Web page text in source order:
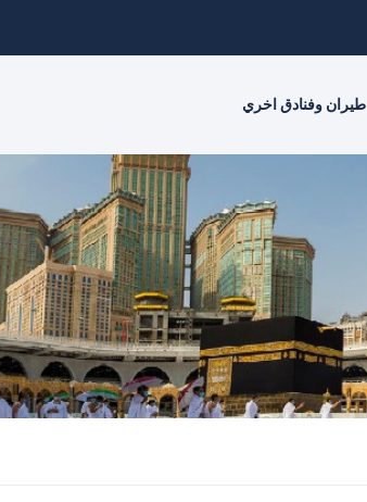
طيران وفنادق اخري